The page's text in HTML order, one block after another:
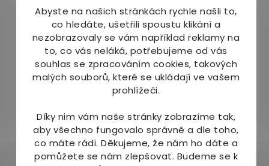
Abyste na našich stránkách rychle našli to,
co hledáte, ušetřili spoustu klikání a
nezobrazovaly se vám například reklamy na
to, co vás neláká, potřebujeme od vás
souhlas se zpracováním cookies, takových
malých souborů, které se ukládají ve vašem
prohlížeči.
Díky nim vám naše stránky zobrazíme tak,
aby všechno fungovalo správně a dle toho,
co máte rádi. Děkujeme, že nám ho dáte a
pomůžete se nám zlepšovat. Budeme se k
let. Aplikuje dospělá osoba.
Balení:
150 ml
Upozornění:
přečtěte označení a informace o přípravku.
Neaplikujte na nadměrně opálenou nebo
porušenou pokožku. Zamezte přímému kontaktu
se syntetickými materiály, lakovanými povrchy a